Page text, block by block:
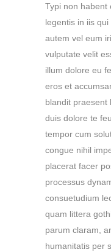
Typi non habent
legentis in iis
autem vel eum
vulputate velit
illum dolore eu
eros et
blandit praesent
duis dolore te
tempor cum
congue nihil
placerat facer
processus
consuetudium
quam littera
parum claram,
humanitatis per